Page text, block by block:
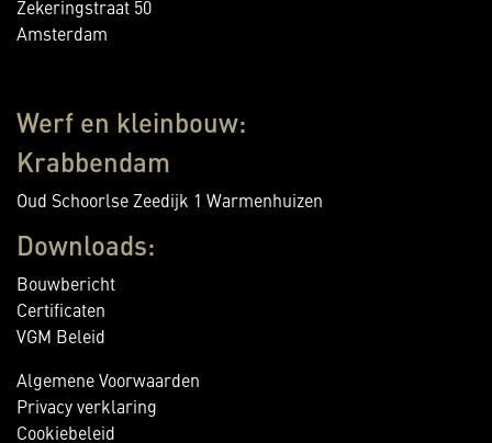
Zekeringstraat 50
Amsterdam
Werf en kleinbouw:
Krabbendam
Oud Schoorlse Zeedijk 1 Warmenhuizen
Downloads:
Bouwbericht
Certificaten
VGM Beleid
Algemene Voorwaarden
Privacy verklaring
Cookiebeleid